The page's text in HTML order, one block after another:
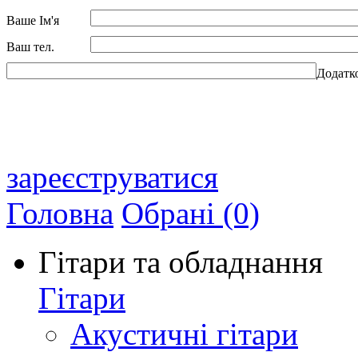
Ваше Ім'я
Ваш тел.
зареєструватися
Головна Обрані (0)
Гітари та обладнання
Гітари
Акустичні гітари